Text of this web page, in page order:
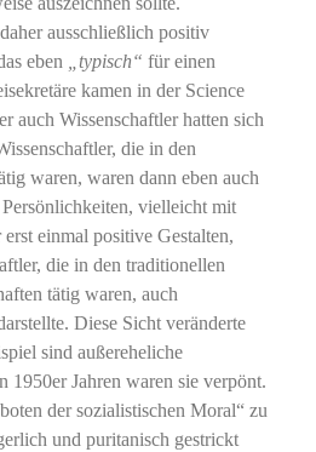
ausschließlich positiv
eben
„typisch“ für einen
kamen in der Science
auch Wissenschaftler hatten sich
die in den
waren, waren dann eben auch
vielleicht mit
einmal positive Gestalten,
die in den traditionellen
tätig waren, auch
Diese Sicht veränderte
sind außereheliche
1950er Jahren waren sie verpönt.
der sozialistischen Moral“ zu
und puritanisch gestrickt